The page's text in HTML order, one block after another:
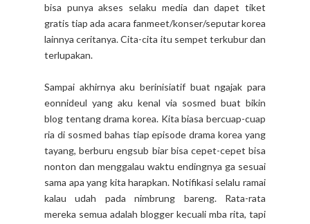
bisa punya akses selaku media dan dapet tiket
gratis tiap ada acara fanmeet/konser/seputar korea
lainnya ceritanya. Cita-cita itu sempet terkubur dan
terlupakan.
Sampai akhirnya aku berinisiatif buat ngajak para
eonnideul yang aku kenal via sosmed buat bikin
blog tentang drama korea. Kita biasa bercuap-cuap
ria di sosmed bahas tiap episode drama korea yang
tayang, berburu engsub biar bisa cepet-cepet bisa
nonton dan menggalau waktu endingnya ga sesuai
sama apa yang kita harapkan. Notifikasi selalu ramai
kalau udah pada nimbrung bareng. Rata-rata
mereka semua adalah blogger kecuali mba rita, tapi